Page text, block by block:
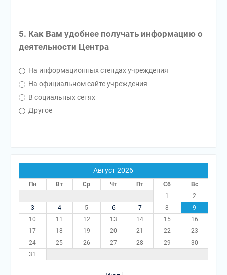
5. Как Вам удобнее получать информацию о
деятельности Центра
На информационных стендах учреждения
На официальном сайте учреждения
В социальных сетях
Другое
Август 2026
Пн Вт Ср Чт Пт Сб
Вс
1
2
3
4 5 6 7 8
9
10
11 12 13 14 15
16
17
18 19 20 21 22
23
24
25 26 27 28 29
30
31